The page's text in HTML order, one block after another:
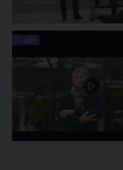
1. díl